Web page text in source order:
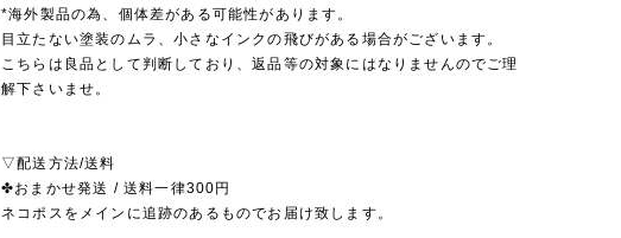
*海外製品の為、個体差がある可能性があります。
目立たない塗装のムラ、小さなインクの飛びがある場合がございます。
こちらは良品として判断しており、返品等の対象にはなりませんのでご理
解下さいませ。
▽配送方法/送料
✤おまかせ発送 / 送料一律300円
ネコポスをメインに追跡のあるものでお届け致します。